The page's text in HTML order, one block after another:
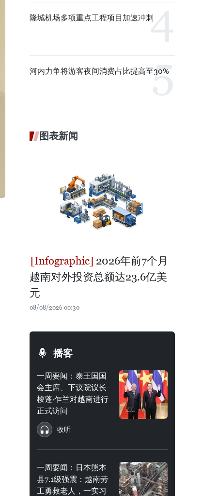
隆城机场多项重点工程项目加速冲刺
河内力争将游客夜间消费占比提高至30%
图表新闻
2026年前7个月
越南对外投资总额达23.6亿美
元
08/08/2026 00:30
播客
一周要闻：泰王国国
会主席、下议院议长
梭蓬·乍兰对越南进行
正式访问
收听
一周要闻：日本熊本
县7.1级强震：越南劳
工勇救老人，一实习